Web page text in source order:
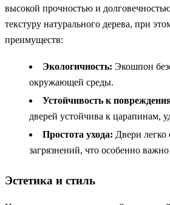
высокой прочностью и
текстуру натурального дерева, при
преимуществ:
Экологичность: Экошпон
окружающей среды.
Устойчивость к
дверей устойчива к царапинам,
Простота ухода: Двери
загрязнений, что особенно
Эстетика и стиль